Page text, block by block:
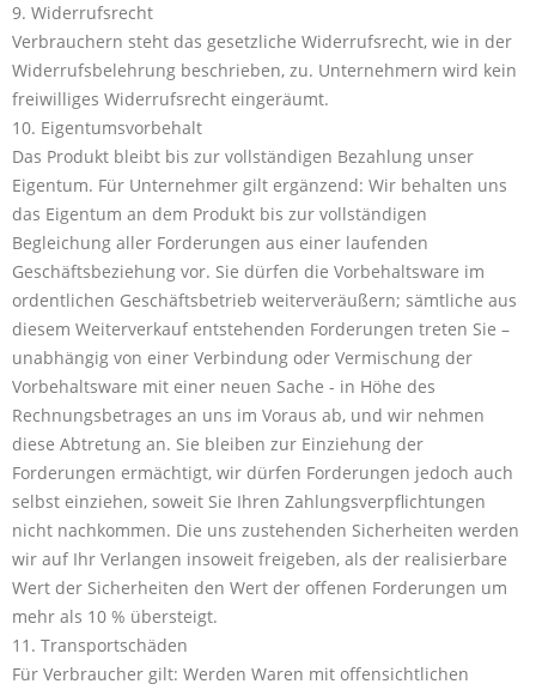
9. Widerrufsrecht
Verbrauchern steht das gesetzliche Widerrufsrecht, wie in der
Widerrufsbelehrung beschrieben, zu. Unternehmern wird kein
freiwilliges Widerrufsrecht eingeräumt.
10. Eigentumsvorbehalt
Das Produkt bleibt bis zur vollständigen Bezahlung unser
Eigentum. Für Unternehmer gilt ergänzend: Wir behalten uns
das Eigentum an dem Produkt bis zur vollständigen
Begleichung aller Forderungen aus einer laufenden
Geschäftsbeziehung vor. Sie dürfen die Vorbehaltsware im
ordentlichen Geschäftsbetrieb weiterveräußern; sämtliche aus
diesem Weiterverkauf entstehenden Forderungen treten Sie –
unabhängig von einer Verbindung oder Vermischung der
Vorbehaltsware mit einer neuen Sache - in Höhe des
Rechnungsbetrages an uns im Voraus ab, und wir nehmen
diese Abtretung an. Sie bleiben zur Einziehung der
Forderungen ermächtigt, wir dürfen Forderungen jedoch auch
selbst einziehen, soweit Sie Ihren Zahlungsverpflichtungen
nicht nachkommen. Die uns zustehenden Sicherheiten werden
wir auf Ihr Verlangen insoweit freigeben, als der realisierbare
Wert der Sicherheiten den Wert der offenen Forderungen um
mehr als 10 % übersteigt.
11. Transportschäden
Für Verbraucher gilt: Werden Waren mit offensichtlichen